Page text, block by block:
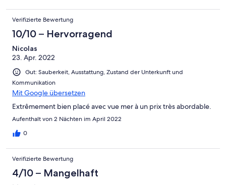
Verifizierte Bewertung
10/10 – Hervorragend
Nicolas
23. Apr. 2022
Gut: Sauberkeit, Ausstattung, Zustand der Unterkunft und
Kommunikation
Mit Google übersetzen
Extrêmement bien placé avec vue mer à un prix très abordable.
Aufenthalt von 2 Nächten im April 2022
0
Verifizierte Bewertung
4/10 – Mangelhaft